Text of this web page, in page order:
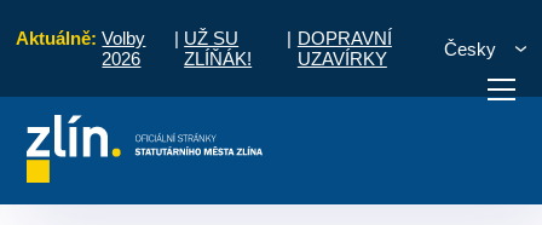
Aktuálně: Volby
2026
| UŽ SU
ZLÍŇÁK!
| DOPRAVNÍ
UZAVÍRKY
Česky